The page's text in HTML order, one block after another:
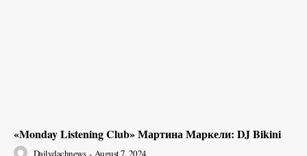
«Monday Listening Club» Мартина Маркели: DJ Bikini
Dailydachnews - August 7, 2024